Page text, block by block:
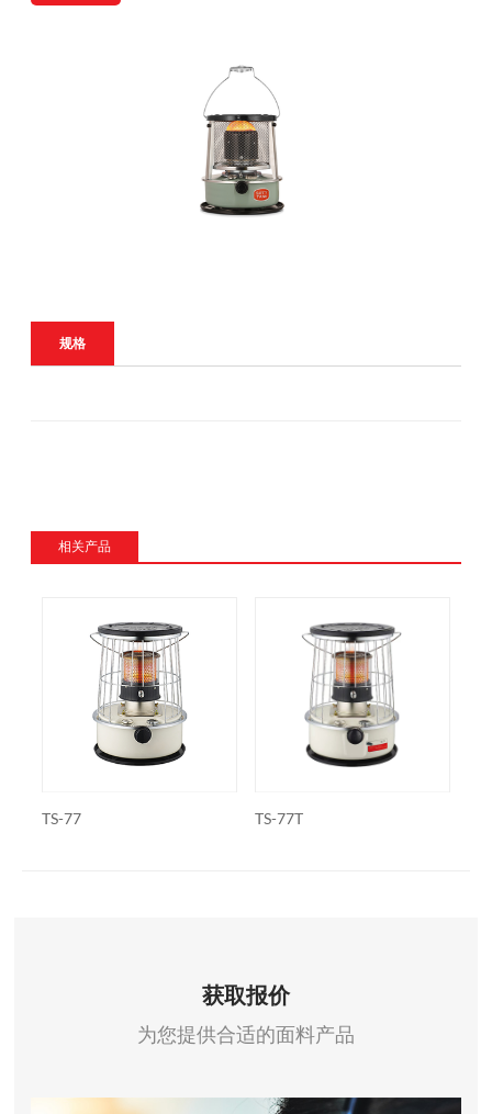
规格
相关产品
TS-77 TS-77T
获取报价
为您提供合适的面料产品